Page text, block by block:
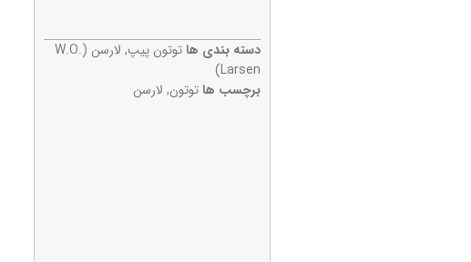
دسته بندی ها توتون پیپ,
لارسن (W.O.
Larsen)
برچسب ها توتون, لارسن